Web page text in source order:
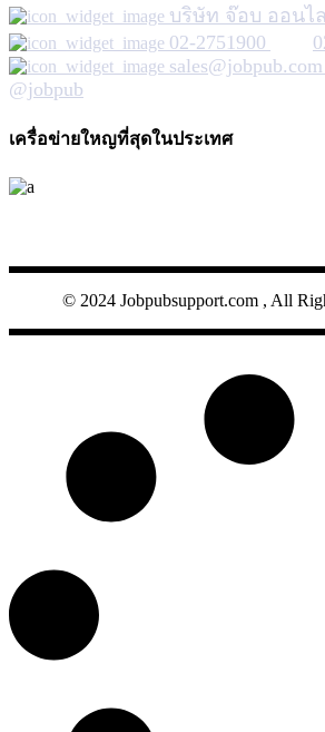
บริษัท จ๊อบ ออนไ
02-2751900
sales@jobpub.com
@jobpub
เครื่อข่ายใหญที่สุดในประเทศ
© 2024 Jobpubsupport.com , All